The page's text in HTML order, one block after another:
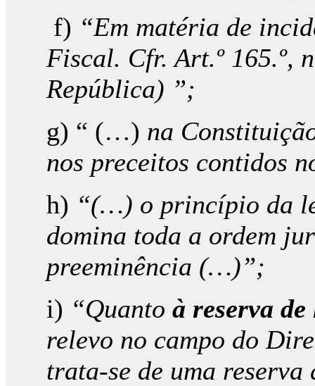
f) “Em matéria de
Fiscal. Cfr. Art.º 165.º,
República) ”;
g) “ (…) na
nos preceitos contidos
h) “(…) o princípio da
domina toda a ordem
preeminência (…)”;
i) “Quanto à reserva
relevo no campo do
trata-se de uma